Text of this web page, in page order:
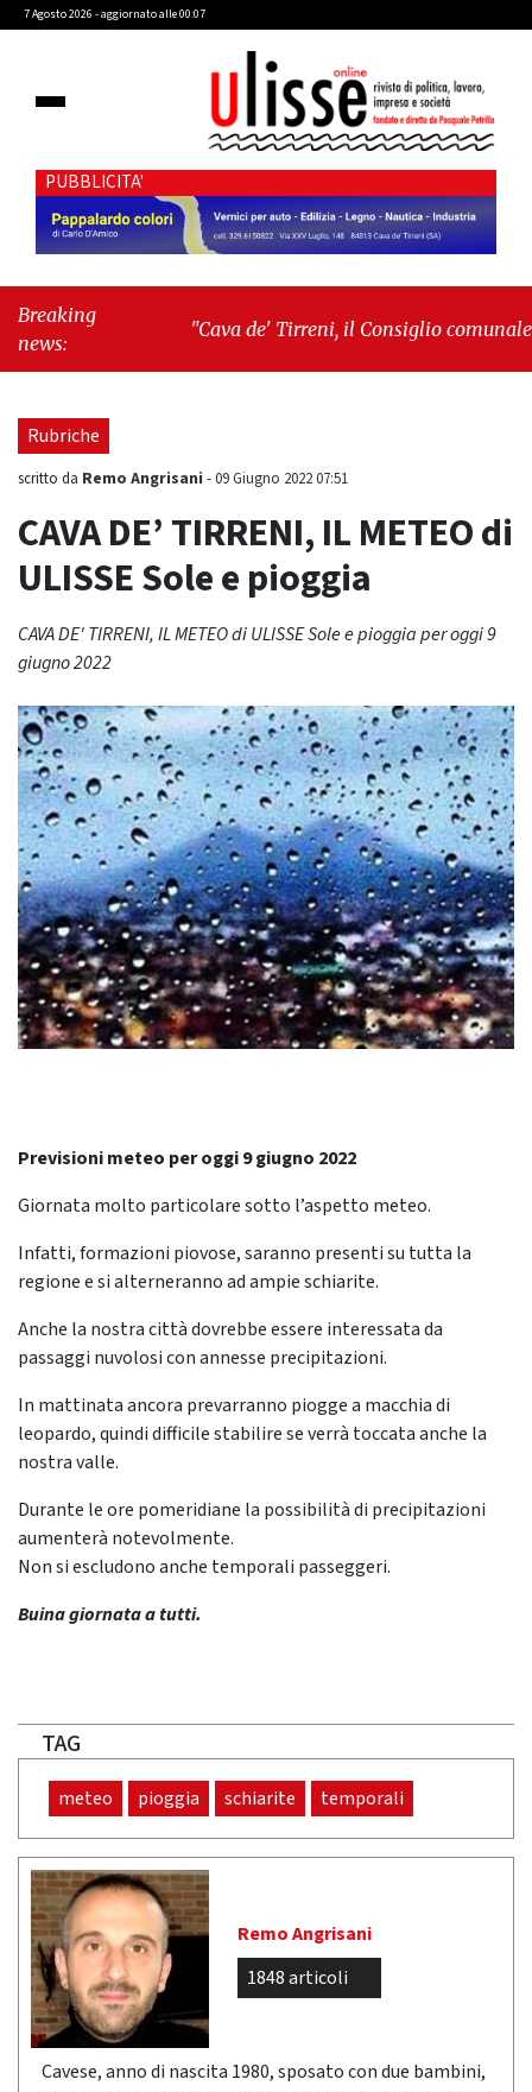
7 Agosto 2026 - aggiornato alle 00:07
PUBBLICITA'
Breaking
news:
"Cava de' Tirreni, il Consiglio comunale
Rubriche
scritto da Remo Angrisani -09 Giugno 2022 07:51
CAVA DE’ TIRRENI, IL METEO di
ULISSE Sole e pioggia
CAVA DE' TIRRENI, IL METEO di ULISSE Sole e pioggia per oggi 9
giugno 2022
Previsioni meteo per oggi 9 giugno 2022
Giornata molto particolare sotto l’aspetto meteo.
Infatti, formazioni piovose, saranno presenti su tutta la
regione e si alterneranno ad ampie schiarite.
Anche la nostra città dovrebbe essere interessata da
passaggi nuvolosi con annesse precipitazioni.
In mattinata ancora prevarranno piogge a macchia di
leopardo, quindi difficile stabilire se verrà toccata anche la
nostra valle.
Durante le ore pomeridiane la possibilità di precipitazioni
aumenterà notevolmente.
Non si escludono anche temporali passeggeri.
Buina giornata a tutti.
TAG
meteo pioggia schiarite temporali
Remo Angrisani
1848 articoli
Cavese, anno di nascita 1980, sposato con due bambini,